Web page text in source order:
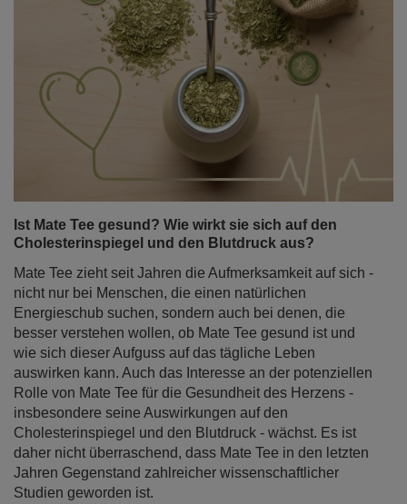
Ist Mate Tee gesund? Wie wirkt sie sich auf den
Cholesterinspiegel und den Blutdruck aus?
Mate Tee zieht seit Jahren die Aufmerksamkeit auf sich -
nicht nur bei Menschen, die einen natürlichen
Energieschub suchen, sondern auch bei denen, die
besser verstehen wollen, ob Mate Tee gesund ist und
wie sich dieser Aufguss auf das tägliche Leben
auswirken kann. Auch das Interesse an der potenziellen
Rolle von Mate Tee für die Gesundheit des Herzens -
insbesondere seine Auswirkungen auf den
Cholesterinspiegel und den Blutdruck - wächst. Es ist
daher nicht überraschend, dass Mate Tee in den letzten
Jahren Gegenstand zahlreicher wissenschaftlicher
Studien geworden ist.